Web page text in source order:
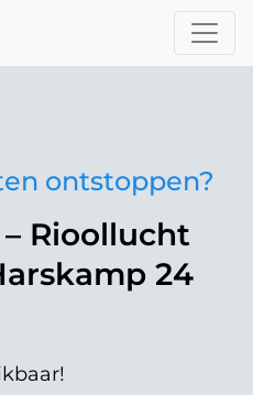
ontstoppen?
Rioollucht
24